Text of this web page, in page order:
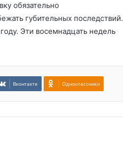
обязательно
губительных последствий.
Эти восемнадцать недель
Вконтакте Одноклассники